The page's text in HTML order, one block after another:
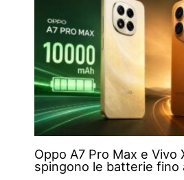
Oppo A7 Pro Max e Vivo
spingono le batterie fino